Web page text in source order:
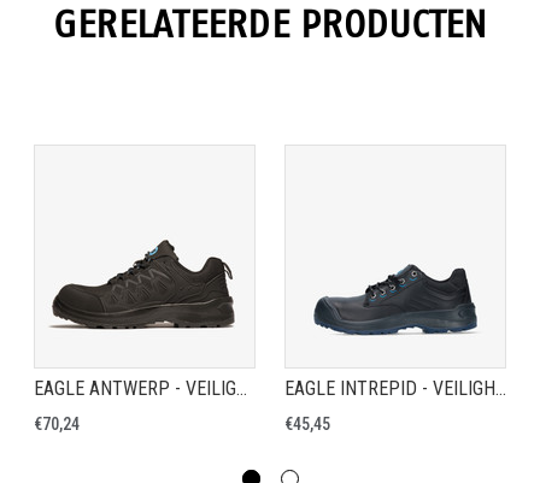
GERELATEERDE PRODUCTEN
EAGLE ANTWERP - VEILIGHEIDSSCHOEN S3
€70,24
EAGLE INTREPID - VEILIGHEIDSSCHOEN S3
€45,45